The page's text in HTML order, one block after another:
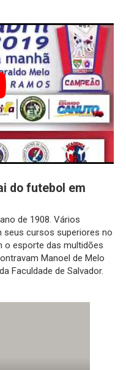
do futebol em
de 1908. Vários
seus cursos superiores no
o esporte das multidões
Manoel de Melo
Faculdade de Salvador.